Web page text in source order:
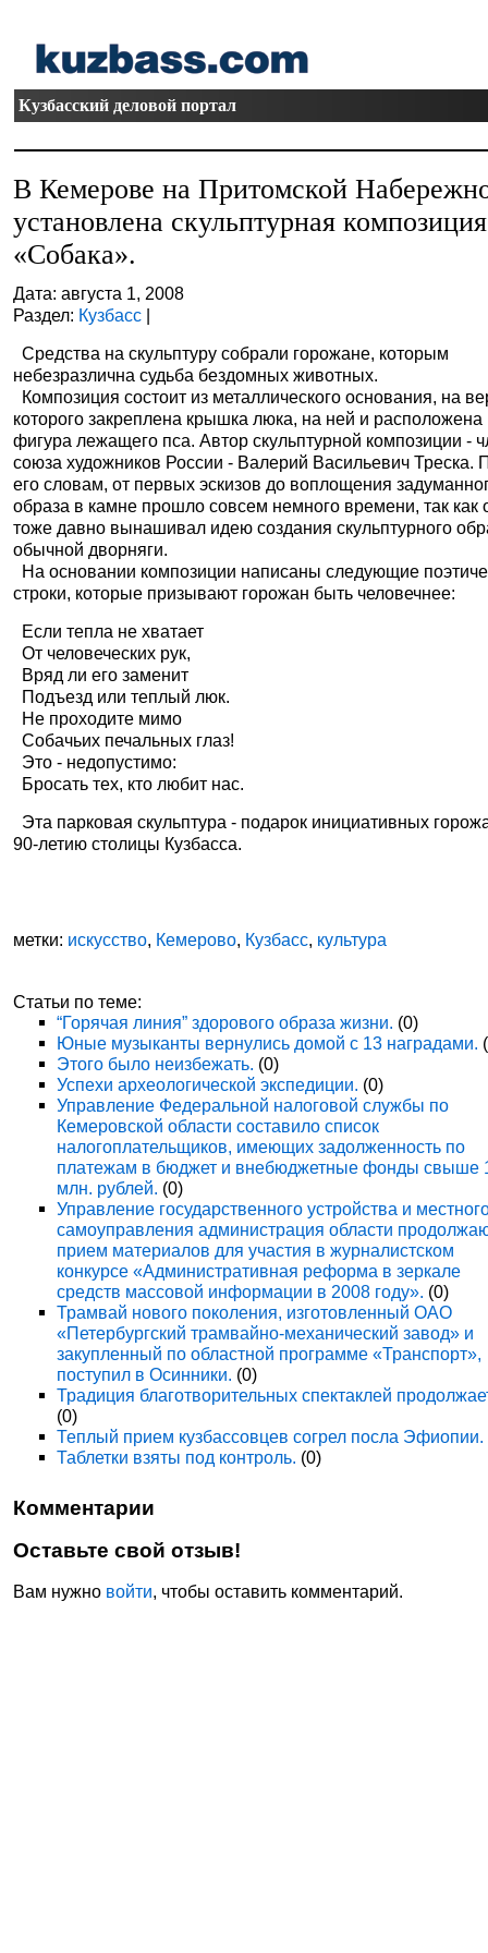
Кузбасский деловой портал
В Кемерове на Притомской
установлена скульптурная композиция
«Собака».
Дата: августа 1, 2008
Раздел: Кузбасс |
Средства на скульптуру собрали горожане, которым
небезразлична судьба бездомных животных.
Композиция состоит из металлического основания, на
которого закреплена крышка люка, на ней и расположена
фигура лежащего пса. Автор скульптурной композиции -
союза художников России - Валерий Васильевич Треска.
его словам, от первых эскизов до воплощения
образа в камне прошло совсем немного времени, так как
тоже давно вынашивал идею создания скульптурного
обычной дворняги.
На основании композиции написаны следующие
строки, которые призывают горожан быть человечнее:
Если тепла не хватает
От человеческих рук,
Вряд ли его заменит
Подъезд или теплый люк.
Не проходите мимо
Собачьих печальных глаз!
Это - недопустимо:
Бросать тех, кто любит нас.
Эта парковая скульптура - подарок инициативных
90-летию столицы Кузбасса.
метки: искусство, Кемерово, Кузбасс, культура
Статьи по теме:
“Горячая линия” здорового образа жизни. (0)
Юные музыканты вернулись домой с 13 наградами.
Этого было неизбежать. (0)
Успехи археологической экспедиции. (0)
Управление Федеральной налоговой службы по
Кемеровской области составило список
налогоплательщиков, имеющих задолженность по
платежам в бюджет и внебюджетные фонды свыше
млн. рублей. (0)
Управление государственного устройства и
самоуправления администрация области
прием материалов для участия в журналистском
конкурсе «Административная реформа в зеркале
средств массовой информации в 2008 году». (0)
Трамвай нового поколения, изготовленный ОАО
«Петербургский трамвайно-механический завод» и
закупленный по областной программе «Транспорт»,
поступил в Осинники. (0)
Традиция благотворительных спектаклей
(0)
Теплый прием кузбассовцев согрел посла Эфиопии.
Таблетки взяты под контроль. (0)
Комментарии
Оставьте свой отзыв!
Вам нужно войти, чтобы оставить комментарий.